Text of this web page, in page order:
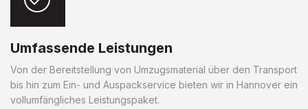
Umfassende Leistungen
Von der Bereitstellung von Umzugsmaterial über den Transport
bis hin zum Ein- und Auspackservice bieten wir in Hannover ein
vollumfängliches Leistungspaket.